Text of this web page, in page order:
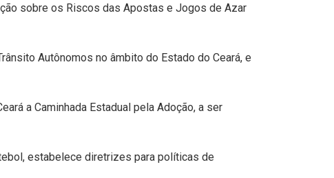
sobre os Riscos das Apostas e Jogos de Azar
Autônomos no âmbito do Estado do Ceará, e
a Caminhada Estadual pela Adoção, a ser
estabelece diretrizes para políticas de